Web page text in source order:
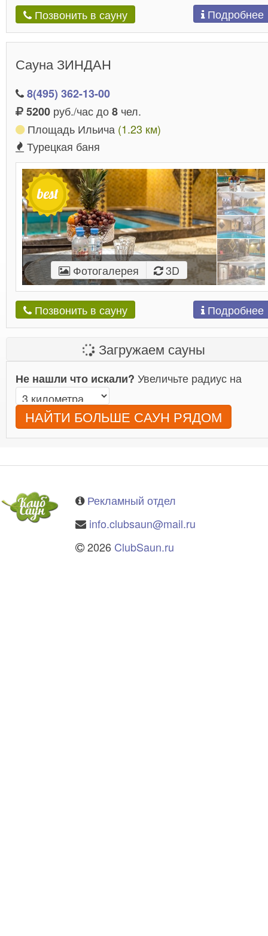
Позвонить в сауну Подробнее
Сауна ЗИНДАН
8(495) 362-13-00
5200 руб./час до8 чел.
Площадь Ильича (1.23 км)
Турецкая баня
Фотогалерея 3D
Позвонить в сауну Подробнее
Загружаем сауны
Не нашли что искали? Увеличьте радиус на
НАЙТИ БОЛЬШЕ САУН РЯДОМ
Рекламный отдел
info.clubsaun@mail.ru
2026 ClubSaun.ru